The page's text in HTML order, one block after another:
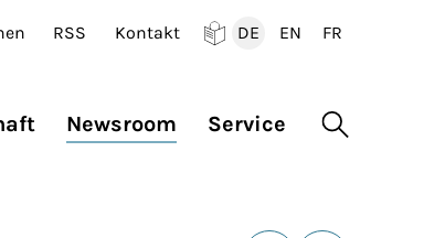
RSS Kontakt
DE
EN
FR
Newsroom Service Suche